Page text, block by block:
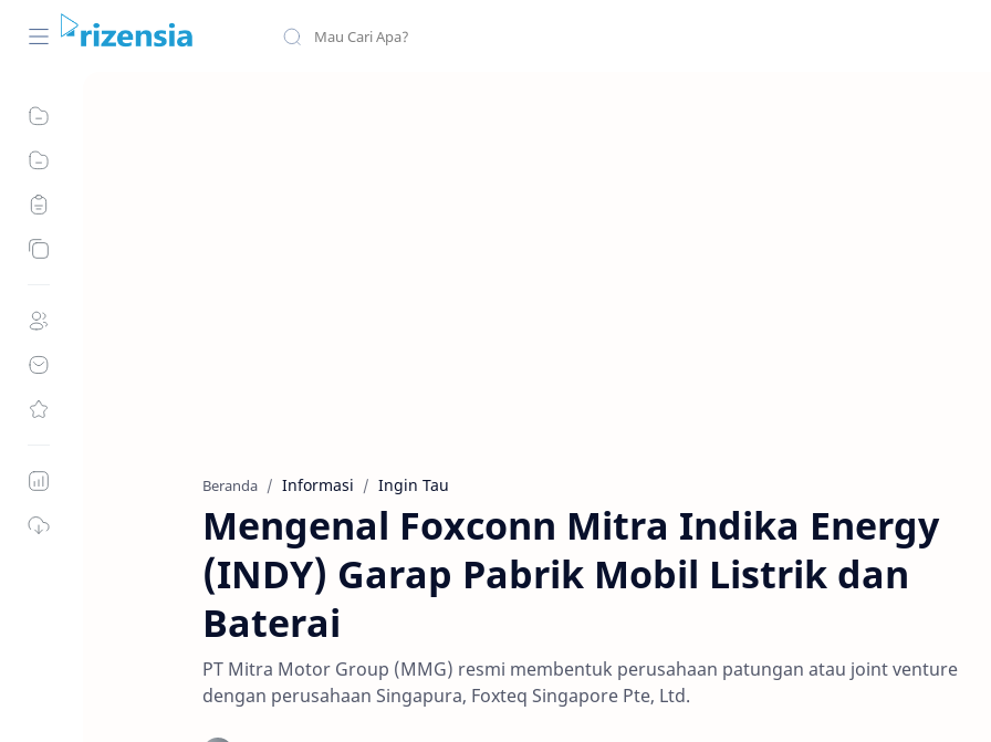
Beranda Informasi Ingin Tau
Mengenal Foxconn Mitra Indika Energy
(INDY) Garap Pabrik Mobil Listrik dan
Baterai
PT Mitra Motor Group (MMG) resmi membentuk perusahaan patungan atau joint venture
dengan perusahaan Singapura, Foxteq Singapore Pte, Ltd.